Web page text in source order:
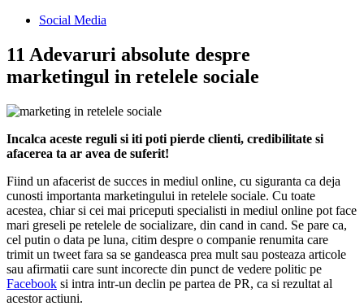
Social Media
11 Adevaruri absolute despre
marketingul in retelele sociale
Incalca aceste reguli si iti poti pierde clienti, credibilitate si
afacerea ta ar avea de suferit!
Fiind un afacerist de succes in mediul online, cu siguranta ca deja
cunosti importanta marketingului in retelele sociale. Cu toate
acestea, chiar si cei mai priceputi specialisti in mediul online pot face
mari greseli pe retelele de socializare, din cand in cand. Se pare ca,
cel putin o data pe luna, citim despre o companie renumita care
trimit un tweet fara sa se gandeasca prea mult sau posteaza articole
sau afirmatii care sunt incorecte din punct de vedere politic pe
Facebook si intra intr-un declin pe partea de PR, ca si rezultat al
acestor actiuni.